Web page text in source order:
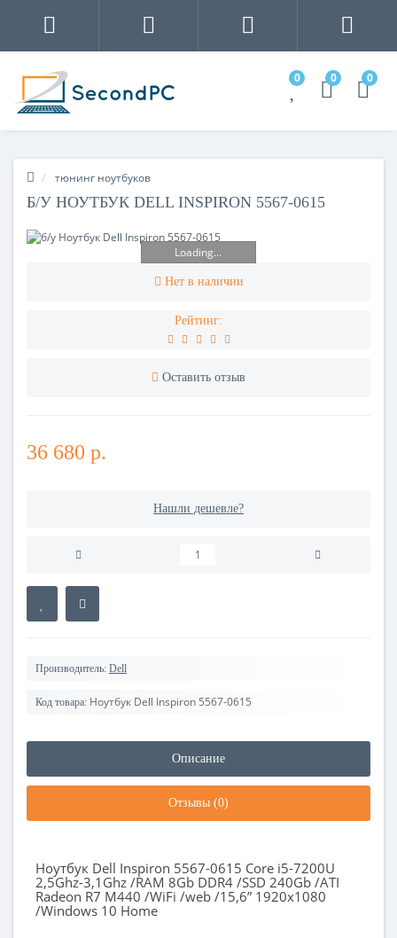
0 0 0
тюнинг ноутбуков
Б/У НОУТБУК DELL INSPIRON 5567-0615
Loading...
Нет в наличии
Рейтинг:
Оставить отзыв
36 680 р.
Нашли дешевле?
Производитель: Dell
Код товара: Ноутбук Dell Inspiron 5567-0615
Описание
Отзывы (0)
Ноутбук Dell Inspiron 5567-0615 Core i5-7200U
2,5Ghz-3,1Ghz /RAM 8Gb DDR4 /SSD 240Gb /ATI
Radeon R7 M440 /WiFi /web /15,6” 1920x1080
/Windows 10 Home